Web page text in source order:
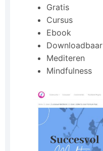
Gratis
Cursus
Ebook
Downloadbaar
Mediteren
Mindfulness